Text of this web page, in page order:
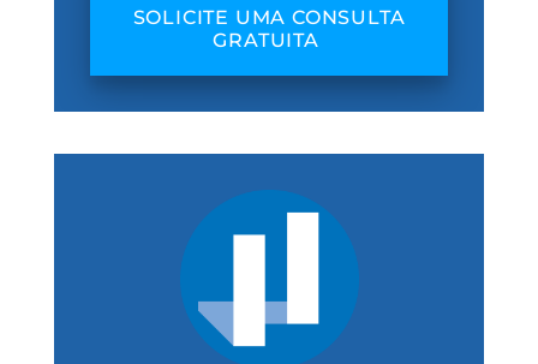
SOLICITE UMA CONSULTA
GRATUITA